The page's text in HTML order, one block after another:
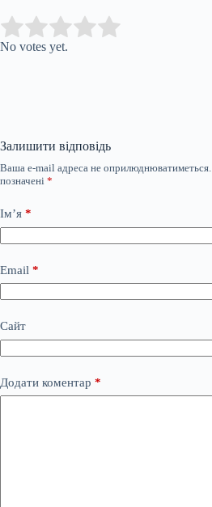
Rate this item:
No votes yet.
Залишити відповідь
Ваша e-mail адреса не оприлюднюватиметься.
позначені *
Ім’я *
Email *
Сайт
Додати коментар *